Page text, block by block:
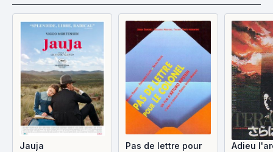
Jauja
Pas de lettre pour
Adieu